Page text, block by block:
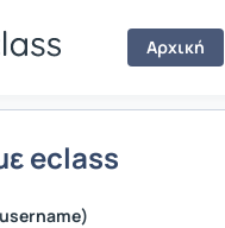
Αρχική
eclass